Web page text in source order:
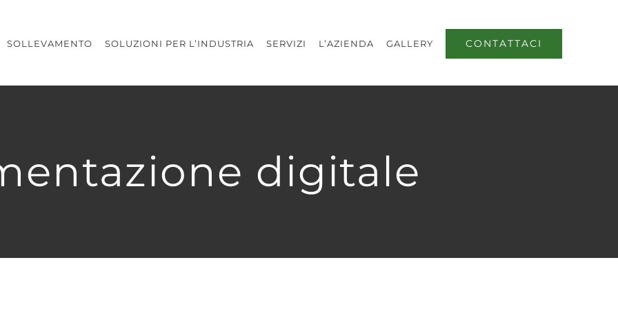
SOLLEVAMENTO SOLUZIONI PER L’INDUSTRIA SERVIZI L’AZIENDA GALLERY CONTATTACI
digitale